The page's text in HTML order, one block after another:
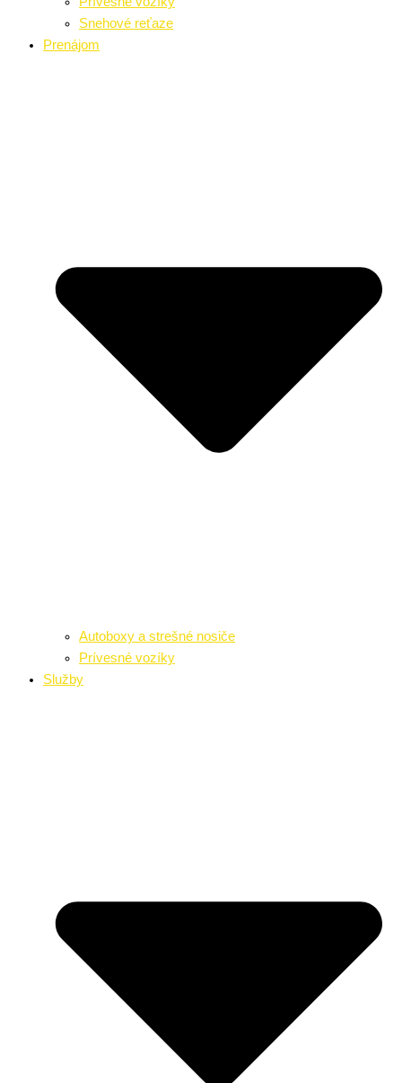
Snehové reťaze
Prenájom
Autoboxy a strešné nosiče
Prívesné vozíky
Služby